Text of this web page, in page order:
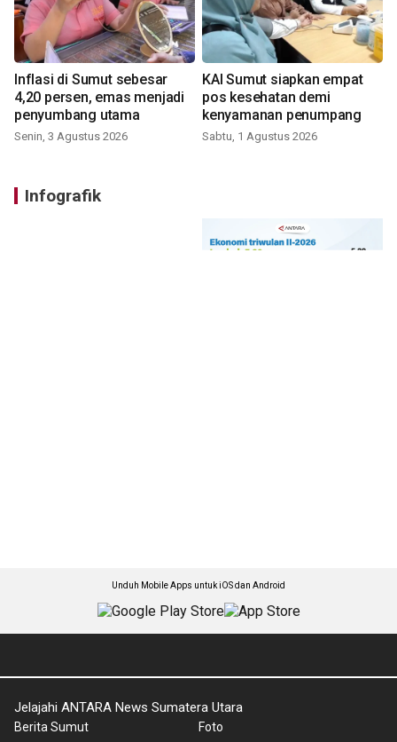
Inflasi di Sumut sebesar
4,20 persen, emas menjadi
penyumbang utama
Senin, 3 Agustus 2026
KAI Sumut siapkan empat
pos kesehatan demi
kenyamanan penumpang
Sabtu, 1 Agustus 2026
Infografik
Unduh Mobile Apps untuk iOS dan Android
Jelajahi ANTARA News Sumatera Utara
Berita Sumut Foto